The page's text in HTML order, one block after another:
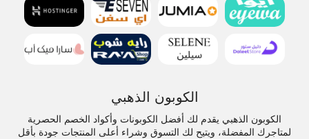
الكوبون الذهبي
الكوبون الذهبي يقدم لك أفضل الكوبونات وأكواد الخصم الحصرية
لمتاجرك المفضلة، ويتيح لك التسوق وشراء أعلى المنتجات جودة بأقل